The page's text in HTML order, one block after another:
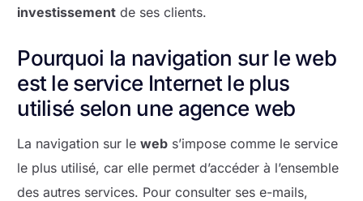
investissement de ses clients.
Pourquoi la navigation sur le web
est le service Internet le plus
utilisé selon une agence web
La navigation sur leweb s’impose comme le service
le plus utilisé, car elle permet d’accéder à l’ensemble
des autres services. Pour consulter ses e-mails,